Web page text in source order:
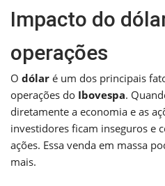
Impacto do
operações
O dólar é um dos principais
operações do Ibovespa.
diretamente a economia e as
investidores ficam inseguros e
ações. Essa venda em massa
mais.